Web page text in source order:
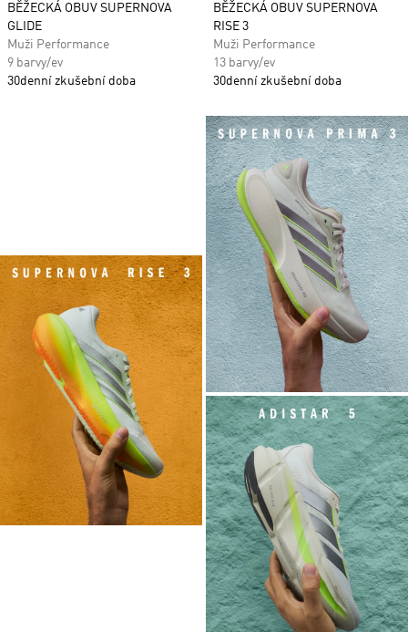
BĚŽECKÁ OBUV SUPERNOVA
GLIDE
Muži Performance
9 barvy/ev
30denní zkušební doba
BĚŽECKÁ OBUV SUPERNOVA
RISE 3
Muži Performance
13 barvy/ev
30denní zkušební doba